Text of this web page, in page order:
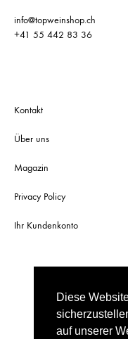
info@topweinshop.ch
+41 55 442 83 36
Kontakt
Über uns
Magazin
Privacy Policy
Ihr Kundenkonto
Diese
auf unserer